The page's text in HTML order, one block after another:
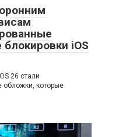
iOS
26 стали
которые